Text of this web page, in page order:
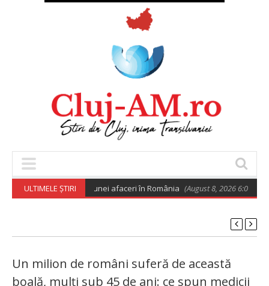
ULTIMELE ȘTIRI
pentru deschiderea unei afaceri în România (August 8, 2026 6:02 am)
Un milion de români suferă de această
boală, mulți sub 45 de ani: ce spun medicii